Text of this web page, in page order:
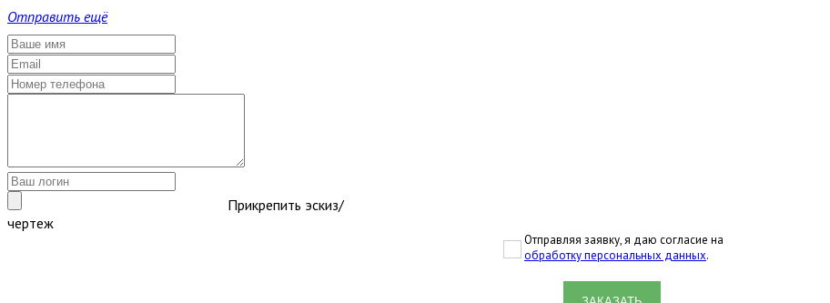
Отправить ещё
Прикрепить эскиз/
чертеж
Отправляя заявку, я даю согласие на
обработку персональных данных.